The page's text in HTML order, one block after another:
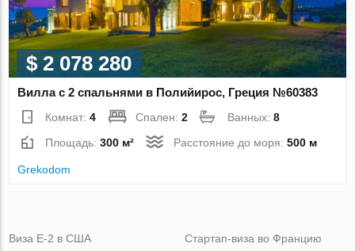
$ 2 078 280
Вилла с 2 спальнями в Полийирос, Греция №60383
Комнат:4 Спален:2 Ванных:8
Площадь:300 м² Расстояние до моря:500 м
Grekodom
Виза Е-2 в США
Стартап-виза во Францию